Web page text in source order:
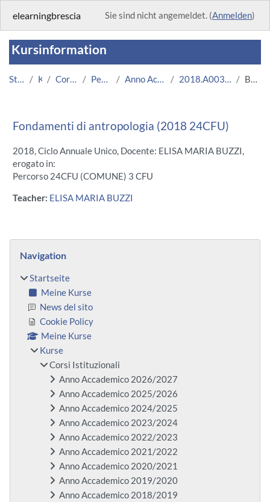
elearningbrescia Sie sind nicht angemeldet. (Anmelden)
Kursinformation
Startseite Kurse Corsi Istituzionali Percorso 24CFU Anno Accademico 2018/2019 2018.A003847.24CFU-17.N0.15445 Beschreibung
Fondamenti di antropologia (2018 24CFU)
2018, Ciclo Annuale Unico, Docente: ELISA MARIA BUZZI,
erogato in:
Percorso 24CFU (COMUNE) 3 CFU
Teacher: ELISA MARIA BUZZI
Blöcke
Navigation
Startseite
Meine Kurse
News del sito
Cookie Policy
Meine Kurse
Kurse
Corsi Istituzionali
Anno Accademico 2026/2027
Anno Accademico 2025/2026
Anno Accademico 2024/2025
Anno Accademico 2023/2024
Anno Accademico 2022/2023
Anno Accademico 2021/2022
Anno Accademico 2020/2021
Anno Accademico 2019/2020
Anno Accademico 2018/2019